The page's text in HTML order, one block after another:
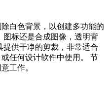
白色背景，以创建多功能的
图标还是合成图像，透明背
供干净的剪裁，非常适合
或任何设计软件中使用。 节
工作。